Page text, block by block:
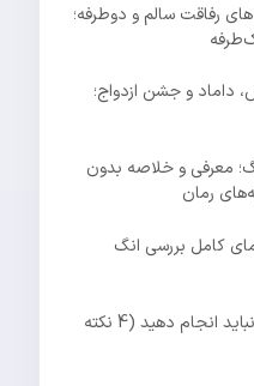
رفاقت سالم و دوطرفه؛
داماد و جشن ازدواج؛
معرفی و خلاصه بدون
رمان
کامل بررسی انگ
اشتباهاتی که هنگام خرید قهوه نباید انجام دهید (4 نکته